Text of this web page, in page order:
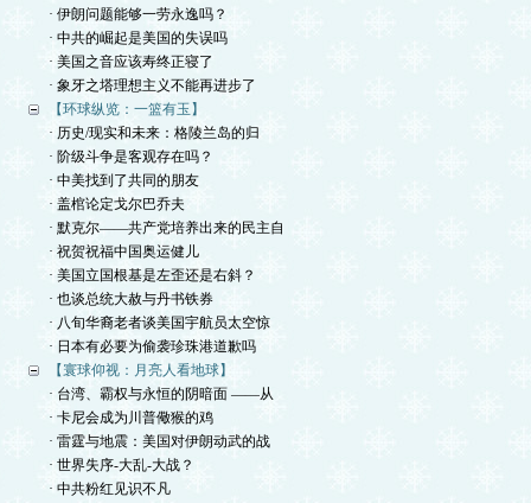
· 伊朗问题能够一劳永逸吗？
· 中共的崛起是美国的失误吗
· 美国之音应该寿终正寝了
· 象牙之塔理想主义不能再进步了
【环球纵览：一篮有玉】
· 历史/现实和未来：格陵兰岛的归
· 阶级斗争是客观存在吗？
· 中美找到了共同的朋友
· 盖棺论定戈尔巴乔夫
· 默克尔——共产党培养出来的民主自
· 祝贺祝福中国奥运健儿
· 美国立国根基是左歪还是右斜？
· 也谈总统大赦与丹书铁券
· 八旬华裔老者谈美国宇航员太空惊
· 日本有必要为偷袭珍珠港道歉吗
【寰球仰视：月亮人看地球】
· 台湾、霸权与永恒的阴暗面 ——从
· 卡尼会成为川普儆猴的鸡
· 雷霆与地震：美国对伊朗动武的战
· 世界失序-大乱-大战？
· 中共粉红见识不凡